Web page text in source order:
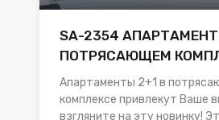
SA-2354
ПОТРЯСАЮЩЕМ
Апартаменты 2+1 в
комплексе привлекут Ваше
взгляните на эту новинку!